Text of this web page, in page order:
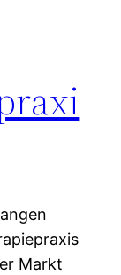
Markt